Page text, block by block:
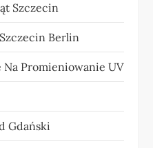
Szczecin
Berlin
Promieniowanie UV
Gdański